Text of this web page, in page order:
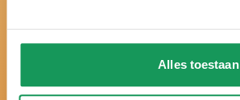
Alles toestaan
Bij ons is het echt
vakantie!